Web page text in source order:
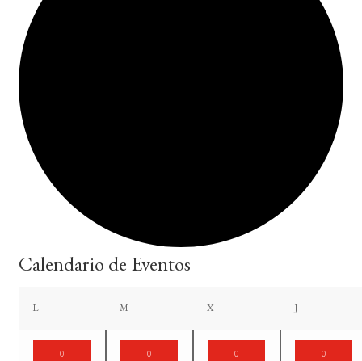
Calendario de Eventos
Llunes Mmartes Xmiércoles Jjueves
0
0
0
0